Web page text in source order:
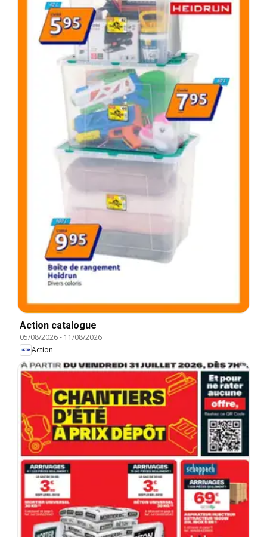
Action catalogue
05/08/2026- 11/08/2026
Action